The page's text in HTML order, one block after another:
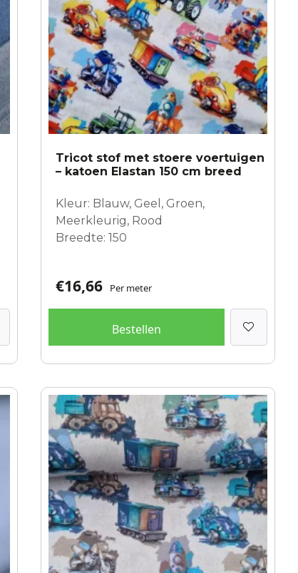
Tricot stof met stoere voertuigen
– katoen Elastan 150 cm breed
Kleur: Blauw, Geel, Groen,
Meerkleurig, Rood
Breedte: 150
€16,66 Per meter
Bestellen